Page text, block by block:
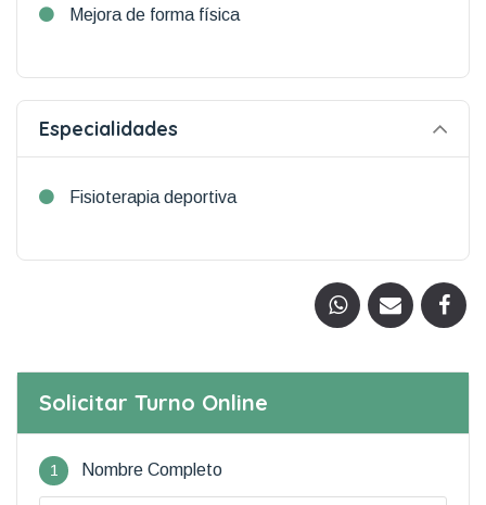
Mejora de forma física
Especialidades
Fisioterapia deportiva
Solicitar Turno Online
1 Nombre Completo